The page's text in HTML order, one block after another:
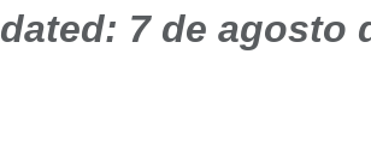
7 de agosto